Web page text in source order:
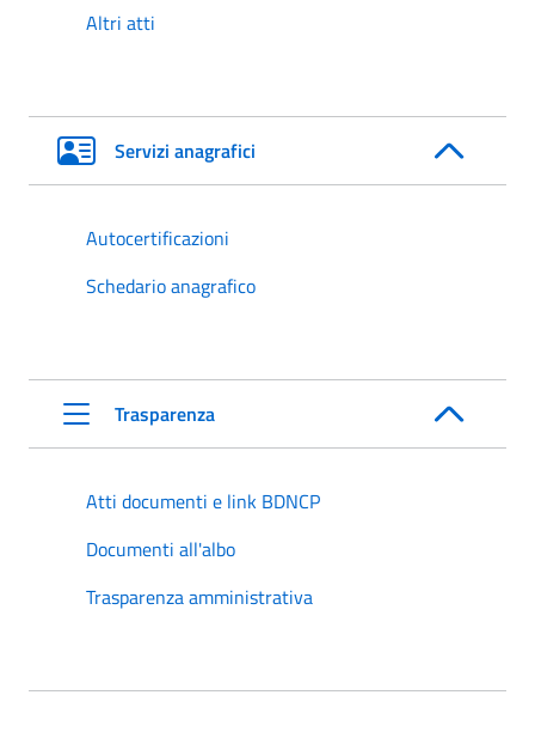
Altri atti
Servizi anagrafici
Autocertificazioni
Schedario anagrafico
Trasparenza
Atti documenti e link BDNCP
Documenti all'albo
Trasparenza amministrativa